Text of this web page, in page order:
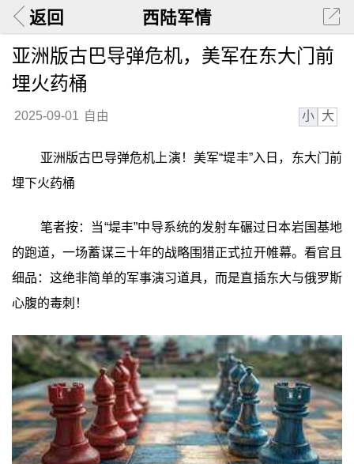
返回 西陆军情
亚洲版古巴导弹危机，美军在东大门前
埋火药桶
2025-09-01 自由 小 大
亚洲版古巴导弹危机上演！美军“堤丰”入日，东大门前
埋下火药桶
笔者按：当“堤丰”中导系统的发射车碾过日本岩国基地
的跑道，一场蓄谋三十年的战略围猎正式拉开帷幕。看官且
细品：这绝非简单的军事演习道具，而是直插东大与俄罗斯
心腹的毒刺！